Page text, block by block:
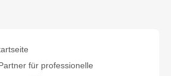
für professionelle